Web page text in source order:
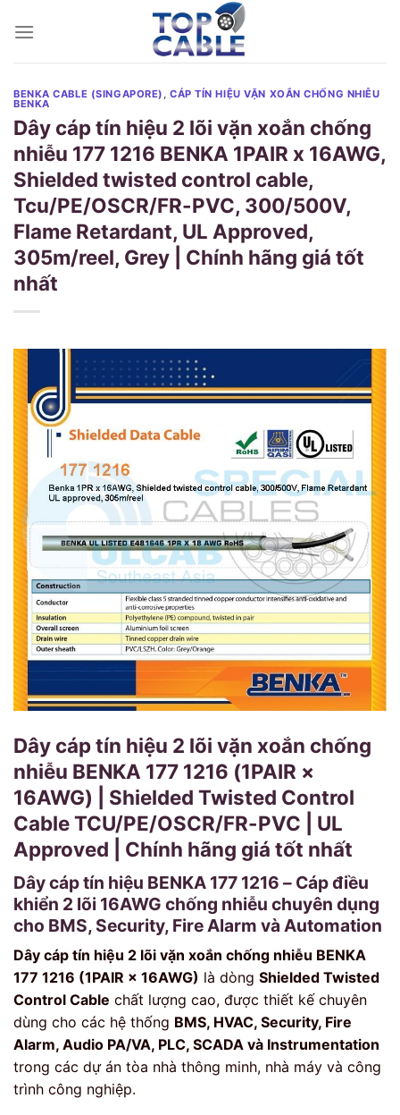
BENKA CABLE (SINGAPORE) ,CÁP TÍN HIỆU VẶN XOẮN CHỐNG NHIỄU
BENKA
Dây cáp tín hiệu 2 lõi vặn xoắn chống
nhiễu 177 1216 BENKA 1PAIR x 16AWG,
Shielded twisted control cable,
Tcu/PE/OSCR/FR-PVC, 300/500V,
Flame Retardant, UL Approved,
305m/reel, Grey | Chính hãng giá tốt
nhất
Dây cáp tín hiệu 2 lõi vặn xoắn chống
nhiễu BENKA 177 1216 (1PAIR ×
16AWG) | Shielded Twisted Control
Cable TCU/PE/OSCR/FR-PVC | UL
Approved | Chính hãng giá tốt nhất
Dây cáp tín hiệu BENKA 177 1216 – Cáp điều
khiển 2 lõi 16AWG chống nhiễu chuyên dụng
cho BMS, Security, Fire Alarm và Automation
Dây cáp tín hiệu 2 lõi vặn xoắn chống nhiễu BENKA
177 1216 (1PAIR × 16AWG) là dòng Shielded Twisted
Control Cable chất lượng cao, được thiết kế chuyên
dùng cho các hệ thống BMS, HVAC, Security, Fire
Alarm, Audio PA/VA, PLC, SCADA và Instrumentation
trong các dự án tòa nhà thông minh, nhà máy và công
trình công nghiệp.